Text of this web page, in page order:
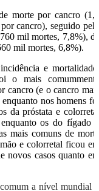
morte por cancro (1,8
cancro), seguido pelo
mil mortes, 7,8%), da
mil mortes, 6,8%).
e mortalidade:
o mais comummente
cancro (e o cancro mais
nos homens foi
da próstata e colorretal
os do fígado e
mais comuns de morte
e colorretal ficou em
novos casos quanto em
a nível mundial –